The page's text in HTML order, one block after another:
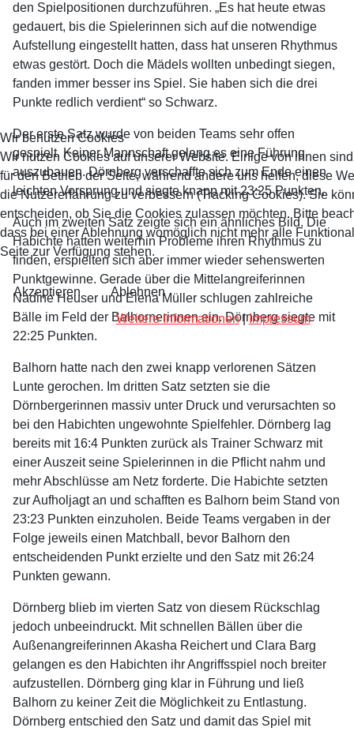
den Spielpositionen durchzuführen. „Es hat heute etwas
gedauert, bis die Spielerinnen sich auf die notwendige
Aufstellung eingestellt hatten, dass hat unseren Rhythmus
etwas gestört. Doch die Mädels wollten unbedingt siegen,
fanden immer besser ins Spiel. Sie haben sich die drei
Punkte redlich verdient“ so Schwarz.
Der erste Satz wurde von beiden Teams sehr offen
gespielt. Keiner Mannschaft gelang es eine Führung
auszubauen. Dörnberg verschaffte sich zum Ende einen
leichten Vorsprung und siegte knapp mit 23:25 Punkten.
Auch im zweiten Satz zeigte sich ein ähnliches Bild. Die
Habichte hatten weiterhin Probleme ihren Rhythmus zu
finden, erspielten sich aber immer wieder sehenswerten
Punktgewinne. Gerade über die Mittelangreiferinnen
Nadine Heuser und Elena Müller schlugen zahlreiche
Bälle im Feld der Balhornerinnen ein. Dörnberg siegte mit
22:25 Punkten.
Balhorn hatte nach den zwei knapp verlorenen Sätzen
Lunte gerochen. Im dritten Satz setzten sie die
Dörnbergerinnen massiv unter Druck und verursachten so
bei den Habichten ungewohnte Spielfehler. Dörnberg lag
bereits mit 16:4 Punkten zurück als Trainer Schwarz mit
einer Auszeit seine Spielerinnen in die Pflicht nahm und
mehr Abschlüsse am Netz forderte. Die Habichte setzten
zur Aufholjagt an und schafften es Balhorn beim Stand von
23:23 Punkten einzuholen. Beide Teams vergaben in der
Folge jeweils einen Matchball, bevor Balhorn den
entscheidenden Punkt erzielte und den Satz mit 26:24
Punkten gewann.
Dörnberg blieb im vierten Satz von diesem Rückschlag
jedoch unbeeindruckt. Mit schnellen Bällen über die
Außenangreiferinnen Akasha Reichert und Clara Barg
gelangen es den Habichten ihr Angriffsspiel noch breiter
aufzustellen. Dörnberg ging klar in Führung und ließ
Balhorn zu keiner Zeit die Möglichkeit zu Entlastung.
Dörnberg entschied den Satz und damit das Spiel mit
Wir benutzen Cookies
Wir nutzen Cookies auf unserer Website. Einige von ihnen
für den Betrieb der Seite, während andere uns helfen, diese
die Nutzererfahrung zu verbessern (Tracking Cookies). Sie
entscheiden, ob Sie die Cookies zulassen möchten. Bitte
dass bei einer Ablehnung womöglich nicht mehr alle
Seite zur Verfügung stehen.
Akzeptieren Ablehnen
Weitere Informationen|Impressum